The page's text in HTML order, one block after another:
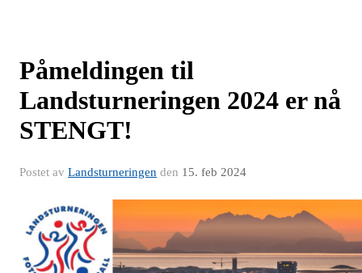
Påmeldingen til
Landsturneringen 2024 er nå
STENGT!
Postet av Landsturneringen den 15. feb 2024